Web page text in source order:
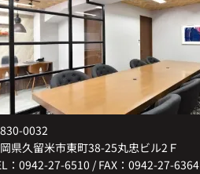
0032
県久留米市東町38-25丸忠ビル2Ｆ
：0942-27-6510 / FAX：0942-27-6364